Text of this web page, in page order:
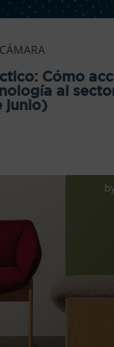
Cómo
al
junio)